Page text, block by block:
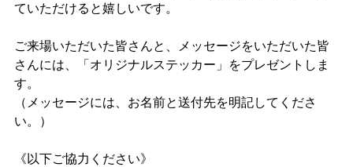
028-666-7878
ていただけると嬉しいです。
ご来場いただいた皆さんと、メッセージをいただいた皆
さんには、「オリジナルステッカー」をプレゼントしま
す。
（メッセージには、お名前と送付先を明記してくださ
い。）
《以下ご協力ください》